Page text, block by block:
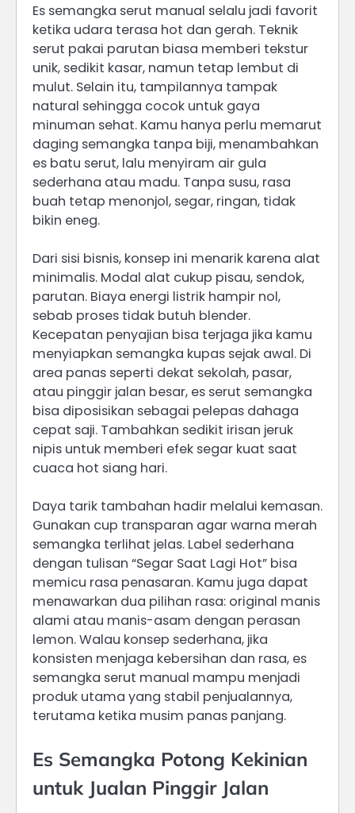
Es semangka serut manual selalu jadi favorit
ketika udara terasa hot dan gerah. Teknik
serut pakai parutan biasa memberi tekstur
unik, sedikit kasar, namun tetap lembut di
mulut. Selain itu, tampilannya tampak
natural sehingga cocok untuk gaya
minuman sehat. Kamu hanya perlu memarut
daging semangka tanpa biji, menambahkan
es batu serut, lalu menyiram air gula
sederhana atau madu. Tanpa susu, rasa
buah tetap menonjol, segar, ringan, tidak
bikin eneg.
Dari sisi bisnis, konsep ini menarik karena alat
minimalis. Modal alat cukup pisau, sendok,
parutan. Biaya energi listrik hampir nol,
sebab proses tidak butuh blender.
Kecepatan penyajian bisa terjaga jika kamu
menyiapkan semangka kupas sejak awal. Di
area panas seperti dekat sekolah, pasar,
atau pinggir jalan besar, es serut semangka
bisa diposisikan sebagai pelepas dahaga
cepat saji. Tambahkan sedikit irisan jeruk
nipis untuk memberi efek segar kuat saat
cuaca hot siang hari.
Daya tarik tambahan hadir melalui kemasan.
Gunakan cup transparan agar warna merah
semangka terlihat jelas. Label sederhana
dengan tulisan “Segar Saat Lagi Hot” bisa
memicu rasa penasaran. Kamu juga dapat
menawarkan dua pilihan rasa: original manis
alami atau manis-asam dengan perasan
lemon. Walau konsep sederhana, jika
konsisten menjaga kebersihan dan rasa, es
semangka serut manual mampu menjadi
produk utama yang stabil penjualannya,
terutama ketika musim panas panjang.
Es Semangka Potong Kekinian
untuk Jualan Pinggir Jalan